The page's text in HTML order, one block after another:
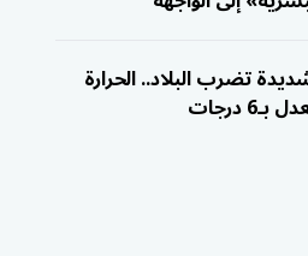
تضرب البلاد.. الحرارة
درجات